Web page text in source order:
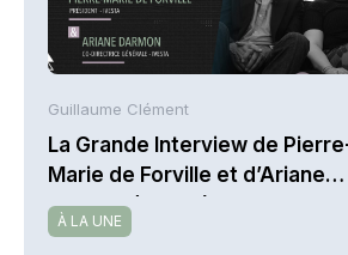
Guillaume Clément
La Grande Interview de
Marie de Forville et d’Ariane
Darmon (Ivesta)
À LA UNE